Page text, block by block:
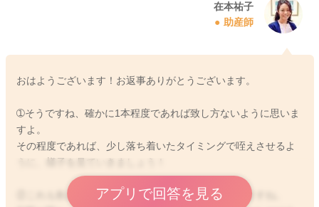
在本祐子
助産師
おはようございます！お返事ありがとうございます。
➀そうですね、確かに1本程度であれば致し方ないように思いま
すよ。
その程度であれば、少し落ち着いたタイミングで咥えさせるよ
うに、様子を見ていきましょう！
②これも飲み過ぎでも、まだ吸いたい場合でも泣きますね。
アプリで回答を見る